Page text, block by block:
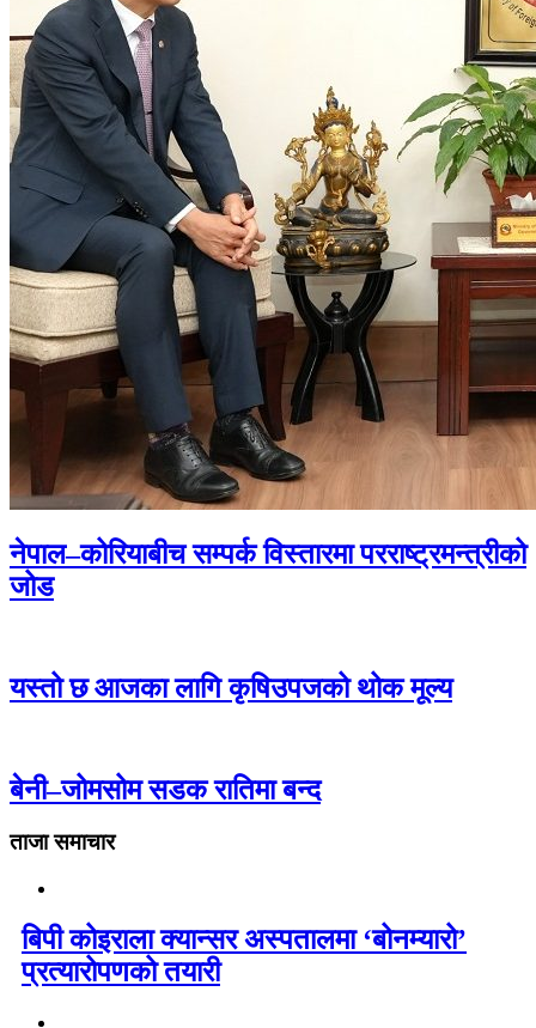
नेपाल–कोरियाबीच सम्पर्क विस्तारमा परराष्ट्रमन्त्रीको
जोड
यस्तो छ आजका लागि कृषिउपजको थोक मूल्य
बेनी–जोमसोम सडक रातिमा बन्द
ताजा समाचार
बिपी कोइराला क्यान्सर अस्पतालमा ‘बोनम्यारो’
प्रत्यारोपणको तयारी